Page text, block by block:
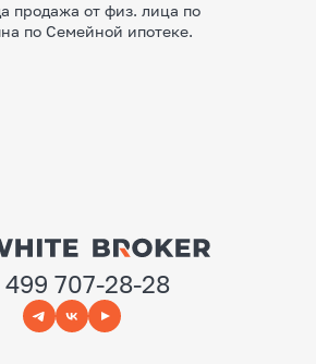
продажа от физ. лица по
по Семейной ипотеке.
499 707-28-28